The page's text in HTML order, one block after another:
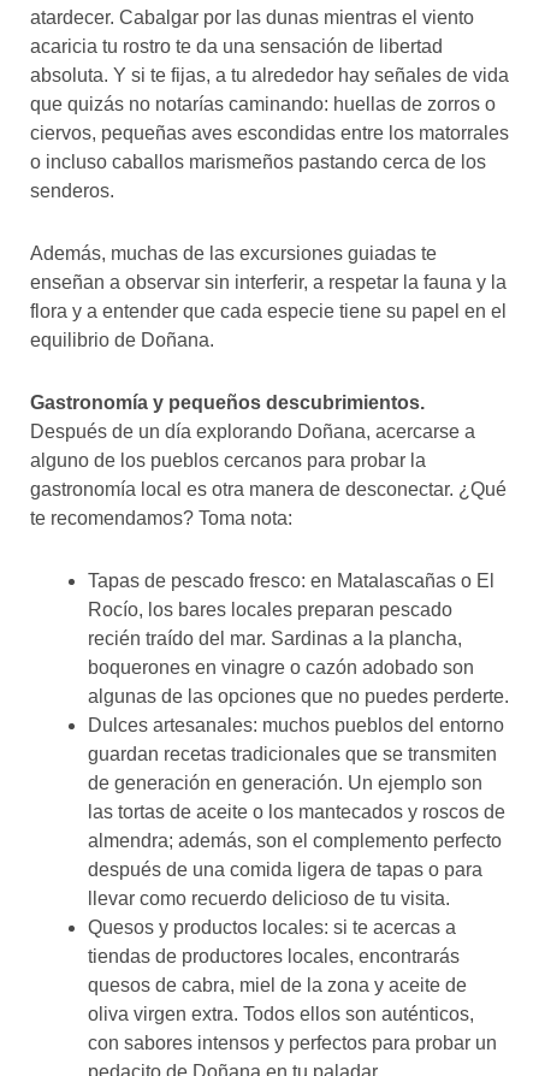
atardecer. Cabalgar por las dunas mientras el viento
acaricia tu rostro te da una sensación de libertad
absoluta. Y si te fijas, a tu alrededor hay señales de vida
que quizás no notarías caminando: huellas de zorros o
ciervos, pequeñas aves escondidas entre los matorrales
o incluso caballos marismeños pastando cerca de los
senderos.
Además, muchas de las excursiones guiadas te
enseñan a observar sin interferir, a respetar la fauna y la
flora y a entender que cada especie tiene su papel en el
equilibrio de Doñana.
Gastronomía y pequeños descubrimientos.
Después de un día explorando Doñana, acercarse a
alguno de los pueblos cercanos para probar la
gastronomía local es otra manera de desconectar. ¿Qué
te recomendamos? Toma nota:
Tapas de pescado fresco: en Matalascañas o El
Rocío, los bares locales preparan pescado
recién traído del mar. Sardinas a la plancha,
boquerones en vinagre o cazón adobado son
algunas de las opciones que no puedes perderte.
Dulces artesanales: muchos pueblos del entorno
guardan recetas tradicionales que se transmiten
de generación en generación. Un ejemplo son
las tortas de aceite o los mantecados y roscos de
almendra; además, son el complemento perfecto
después de una comida ligera de tapas o para
llevar como recuerdo delicioso de tu visita.
Quesos y productos locales: si te acercas a
tiendas de productores locales, encontrarás
quesos de cabra, miel de la zona y aceite de
oliva virgen extra. Todos ellos son auténticos,
con sabores intensos y perfectos para probar un
pedacito de Doñana en tu paladar.